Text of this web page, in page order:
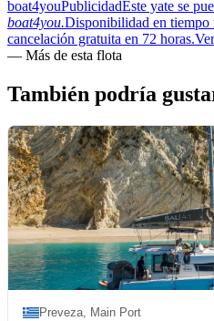
boat4youPublicidadEste yate se
boat4you.Disponibilidad en tiempo
cancelación gratuita en 72 horas.
— Más de esta flota
También podría
Preveza, Main Port